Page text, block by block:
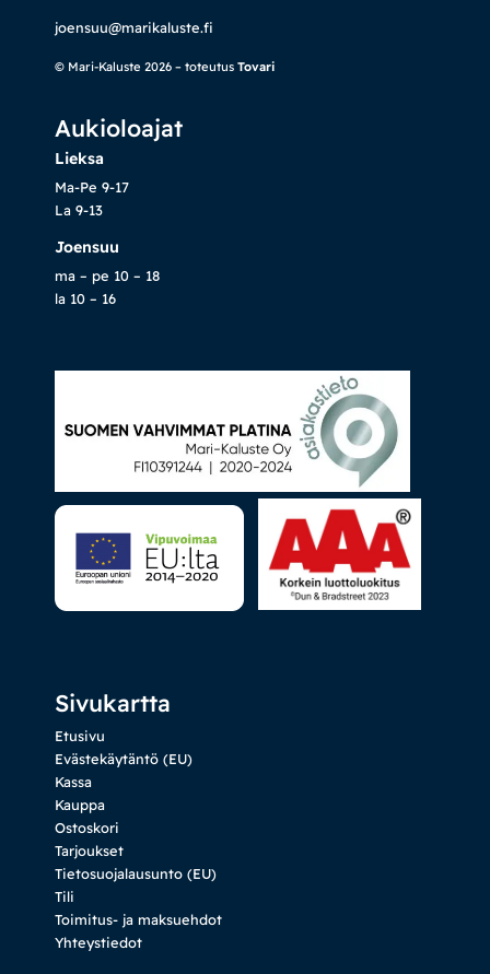
joensuu@marikaluste.fi
© Mari-Kaluste 2026 – toteutus Tovari
Aukioloajat
Lieksa
Ma-Pe 9-17
La 9-13
Joensuu
ma – pe 10 – 18
la 10 – 16
Sivukartta
Etusivu
Evästekäytäntö (EU)
Kassa
Kauppa
Ostoskori
Tarjoukset
Tietosuojalausunto (EU)
Tili
Toimitus- ja maksuehdot
Yhteystiedot